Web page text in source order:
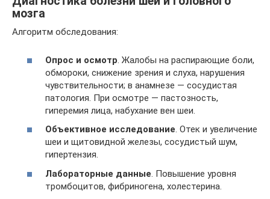
мозга
Алгоритм обследования:
Опрос и осмотр . Жалобы на распирающие боли,
обмороки, снижение зрения и слуха, нарушения
чувствительности; в анамнезе — сосудистая
патология. При осмотре — пастозность,
гиперемия лица, набухание вен шеи.
Объективное исследование. Отек и увеличение
шеи и щитовидной железы, сосудистый шум,
гипертензия.
Лабораторные данные . Повышение уровня
тромбоцитов, фибриногена, холестерина.